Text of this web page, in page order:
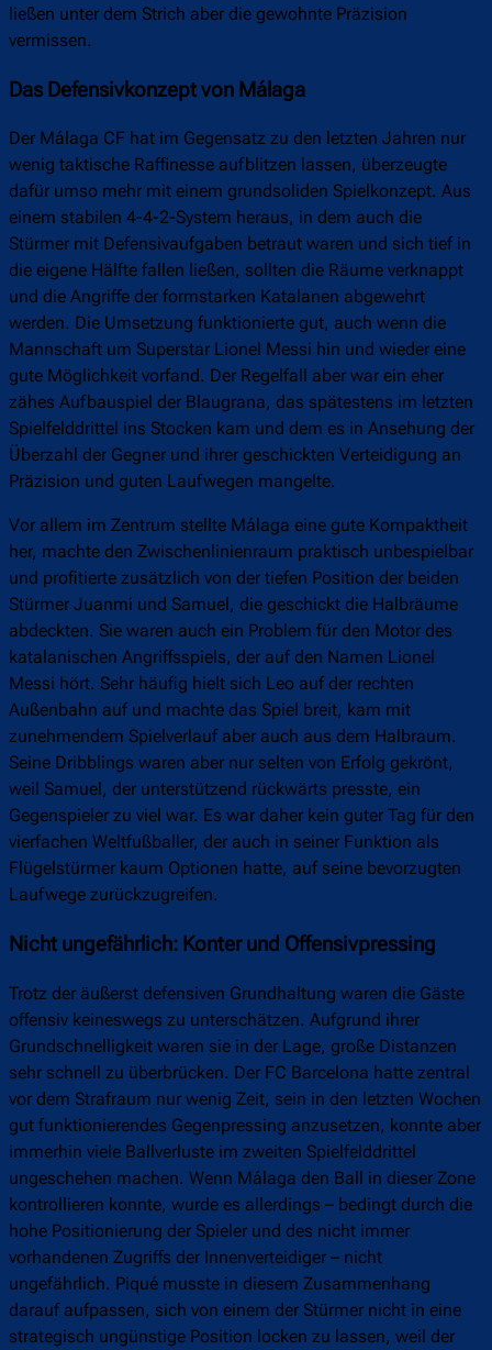
ließen unter dem Strich aber die gewohnte Präzision
vermissen.
Das Defensivkonzept von Málaga
Der Málaga CF hat im Gegensatz zu den letzten Jahren nur
wenig taktische Raffinesse aufblitzen lassen, überzeugte
dafür umso mehr mit einem grundsoliden Spielkonzept. Aus
einem stabilen 4-4-2-System heraus, in dem auch die
Stürmer mit Defensivaufgaben betraut waren und sich tief in
die eigene Hälfte fallen ließen, sollten die Räume verknappt
und die Angriffe der formstarken Katalanen abgewehrt
werden. Die Umsetzung funktionierte gut, auch wenn die
Mannschaft um Superstar Lionel Messi hin und wieder eine
gute Möglichkeit vorfand. Der Regelfall aber war ein eher
zähes Aufbauspiel der Blaugrana, das spätestens im letzten
Spielfelddrittel ins Stocken kam und dem es in Ansehung der
Überzahl der Gegner und ihrer geschickten Verteidigung an
Präzision und guten Laufwegen mangelte.
Vor allem im Zentrum stellte Málaga eine gute Kompaktheit
her, machte den Zwischenlinienraum praktisch unbespielbar
und profitierte zusätzlich von der tiefen Position der beiden
Stürmer Juanmi und Samuel, die geschickt die Halbräume
abdeckten. Sie waren auch ein Problem für den Motor des
katalanischen Angriffsspiels, der auf den Namen Lionel
Messi hört. Sehr häufig hielt sich Leo auf der rechten
Außenbahn auf und machte das Spiel breit, kam mit
zunehmendem Spielverlauf aber auch aus dem Halbraum.
Seine Dribblings waren aber nur selten von Erfolg gekrönt,
weil Samuel, der unterstützend rückwärts presste, ein
Gegenspieler zu viel war. Es war daher kein guter Tag für den
vierfachen Weltfußballer, der auch in seiner Funktion als
Flügelstürmer kaum Optionen hatte, auf seine bevorzugten
Laufwege zurückzugreifen.
Nicht ungefährlich: Konter und Offensivpressing
Trotz der äußerst defensiven Grundhaltung waren die Gäste
offensiv keineswegs zu unterschätzen. Aufgrund ihrer
Grundschnelligkeit waren sie in der Lage, große Distanzen
sehr schnell zu überbrücken. Der FC Barcelona hatte zentral
vor dem Strafraum nur wenig Zeit, sein in den letzten Wochen
gut funktionierendes Gegenpressing anzusetzen, konnte aber
immerhin viele Ballverluste im zweiten Spielfelddrittel
ungeschehen machen. Wenn Málaga den Ball in dieser Zone
kontrollieren konnte, wurde es allerdings – bedingt durch die
hohe Positionierung der Spieler und des nicht immer
vorhandenen Zugriffs der Innenverteidiger – nicht
ungefährlich. Piqué musste in diesem Zusammenhang
darauf aufpassen, sich von einem der Stürmer nicht in eine
strategisch ungünstige Position locken zu lassen, weil der